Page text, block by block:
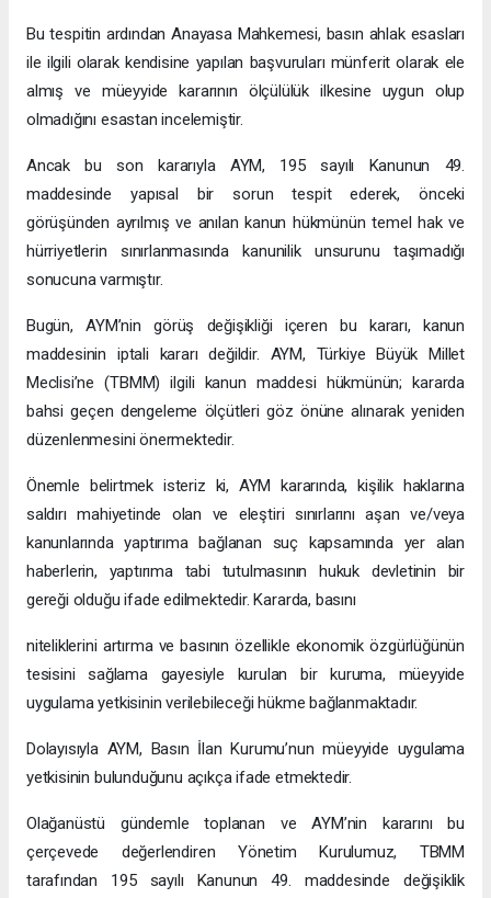
Bu tespitin ardından Anayasa Mahkemesi, basın ahlak esasları
ile ilgili olarak kendisine yapılan başvuruları münferit olarak ele
almış ve müeyyide kararının ölçülülük ilkesine uygun olup
olmadığını esastan incelemiştir.
Ancak bu son kararıyla AYM, 195 sayılı Kanunun 49.
maddesinde yapısal bir sorun tespit ederek, önceki
görüşünden ayrılmış ve anılan kanun hükmünün temel hak ve
hürriyetlerin sınırlanmasında kanunilik unsurunu taşımadığı
sonucuna varmıştır.
Bugün, AYM’nin görüş değişikliği içeren bu kararı, kanun
maddesinin iptali kararı değildir. AYM, Türkiye Büyük Millet
Meclisi’ne (TBMM) ilgili kanun maddesi hükmünün; kararda
bahsi geçen dengeleme ölçütleri göz önüne alınarak yeniden
düzenlenmesini önermektedir.
Önemle belirtmek isteriz ki, AYM kararında, kişilik haklarına
saldırı mahiyetinde olan ve eleştiri sınırlarını aşan ve/veya
kanunlarında yaptırıma bağlanan suç kapsamında yer alan
haberlerin, yaptırıma tabi tutulmasının hukuk devletinin bir
gereği olduğu ifade edilmektedir. Kararda, basını
niteliklerini artırma ve basının özellikle ekonomik özgürlüğünün
tesisini sağlama gayesiyle kurulan bir kuruma, müeyyide
uygulama yetkisinin verilebileceği hükme bağlanmaktadır.
Dolayısıyla AYM, Basın İlan Kurumu’nun müeyyide uygulama
yetkisinin bulunduğunu açıkça ifade etmektedir.
Olağanüstü gündemle toplanan ve AYM’nin kararını bu
çerçevede değerlendiren Yönetim Kurulumuz, TBMM
tarafından 195 sayılı Kanunun 49. maddesinde değişiklik